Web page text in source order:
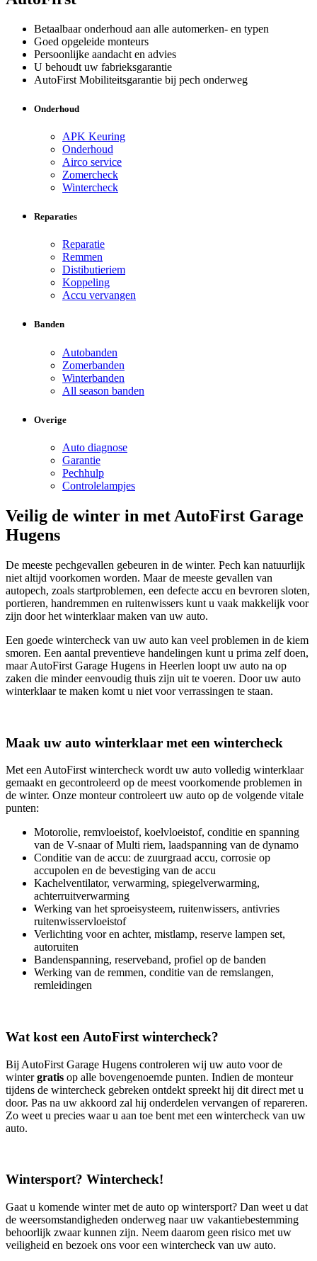
Betaalbaar onderhoud aan alle automerken- en typen
Goed opgeleide monteurs
Persoonlijke aandacht en advies
U behoudt uw fabrieksgarantie
AutoFirst Mobiliteitsgarantie bij pech onderweg
Onderhoud
APK Keuring
Onderhoud
Airco service
Zomercheck
Wintercheck
Reparaties
Reparatie
Remmen
Distibutieriem
Koppeling
Accu vervangen
Banden
Autobanden
Zomerbanden
Winterbanden
All season banden
Overige
Auto diagnose
Garantie
Pechhulp
Controlelampjes
Veilig de winter in met AutoFirst Garage
Hugens
De meeste pechgevallen gebeuren in de winter. Pech kan natuurlijk
niet altijd voorkomen worden. Maar de meeste gevallen van
autopech, zoals startproblemen, een defecte accu en bevroren sloten,
portieren, handremmen en ruitenwissers kunt u vaak makkelijk voor
zijn door het winterklaar maken van uw auto.
Een goede wintercheck van uw auto kan veel problemen in de kiem
smoren. Een aantal preventieve handelingen kunt u prima zelf doen,
maar AutoFirst Garage Hugens in Heerlen loopt uw auto na op
zaken die minder eenvoudig thuis zijn uit te voeren. Door uw auto
winterklaar te maken komt u niet voor verrassingen te staan.
Maak uw auto winterklaar met een wintercheck
Met een AutoFirst wintercheck wordt uw auto volledig winterklaar
gemaakt en gecontroleerd op de meest voorkomende problemen in
de winter. Onze monteur controleert uw auto op de volgende vitale
punten:
Motorolie, remvloeistof, koelvloeistof, conditie en spanning
van de V-snaar of Multi riem, laadspanning van de dynamo
Conditie van de accu: de zuurgraad accu, corrosie op
accupolen en de bevestiging van de accu
Kachelventilator, verwarming, spiegelverwarming,
achterruitverwarming
Werking van het sproeisysteem, ruitenwissers, antivries
ruitenwisservloeistof
Verlichting voor en achter, mistlamp, reserve lampen set,
autoruiten
Bandenspanning, reserveband, profiel op de banden
Werking van de remmen, conditie van de remslangen,
remleidingen
Wat kost een AutoFirst wintercheck?
Bij AutoFirst Garage Hugens controleren wij uw auto voor de
wintergratis op alle bovengenoemde punten. Indien de monteur
tijdens de wintercheck gebreken ontdekt spreekt hij dit direct met u
door. Pas na uw akkoord zal hij onderdelen vervangen of repareren.
Zo weet u precies waar u aan toe bent met een wintercheck van uw
auto.
Wintersport? Wintercheck!
Gaat u komende winter met de auto op wintersport? Dan weet u dat
de weersomstandigheden onderweg naar uw vakantiebestemming
behoorlijk zwaar kunnen zijn. Neem daarom geen risico met uw
veiligheid en bezoek ons voor een wintercheck van uw auto.